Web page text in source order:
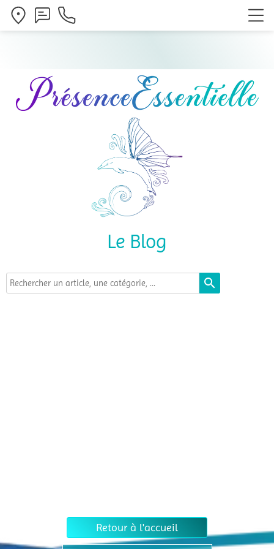
Le Blog
search
Retour à l'accueil